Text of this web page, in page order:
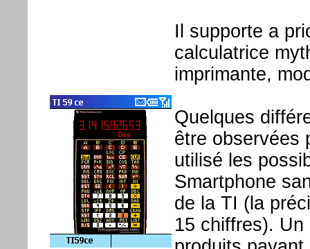
Il supporte a
calculatrice
imprimante,
Quelques
être observées
utilisé les
Smartphone
de la TI (la
15 chiffres).